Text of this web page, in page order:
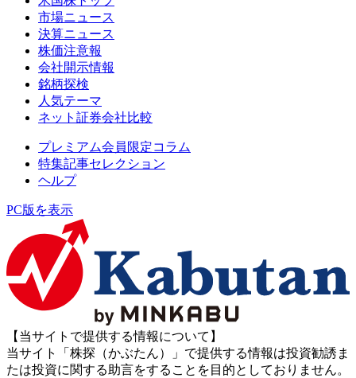
市場ニュース
決算ニュース
株価注意報
会社開示情報
銘柄探検
人気テーマ
ネット証券会社比較
プレミアム会員限定コラム
特集記事セレクション
ヘルプ
PC版を表示
【当サイトで提供する情報について】
当サイト「株探（かぶたん）」で提供する情報は投資勧誘ま
たは投資に関する助言をすることを目的としておりません。